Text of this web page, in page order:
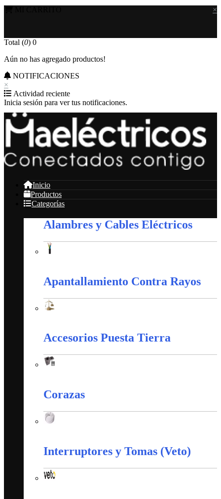
×
Total (0) 0
Aún no has agregado productos!
NOTIFICACIONES
×
Actividad reciente
Inicia sesión para ver tus notificaciones.
Inicio
Productos
Categorías
Alambres y Cables Eléctricos
Apantallamiento Contra Rayos
Accesorios Puesta Tierra
Corazas
Interruptores y Tomas (Veto)